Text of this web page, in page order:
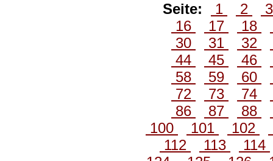
Seite: 1 2
16
17 18
30
31 32
44
45 46
58
59 60
72
73 74
86
87 88
100
101 102
112
113
114